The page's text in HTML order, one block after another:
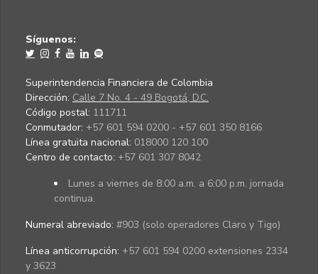
Síguenos:
Superintendencia Financiera de Colombia
Dirección: Calle 7 No. 4 - 49 Bogotá, D.C.
Código postal: 111711
Conmutador: +57 601 594 0200 - +57 601 350 8166
Línea gratuita nacional: 018000 120 100
Centro de contacto: +57 601 307 8042
Lunes a viernes de 8:00 a.m. a 6:00 p.m. jornada
continua.
Numeral abreviado: #903 (solo operadores Claro y Tigo)
Línea anticorrupción: +57 601 594 0200 extensiones 2334
y 3623